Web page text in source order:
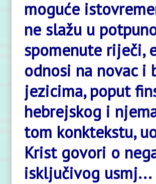
moguće
ne slažu u
spomenute riječi,
odnosi na novac i
jezicima, poput
hebrejskog i
tom konktekstu,
Krist govori o
isključivog usmj...